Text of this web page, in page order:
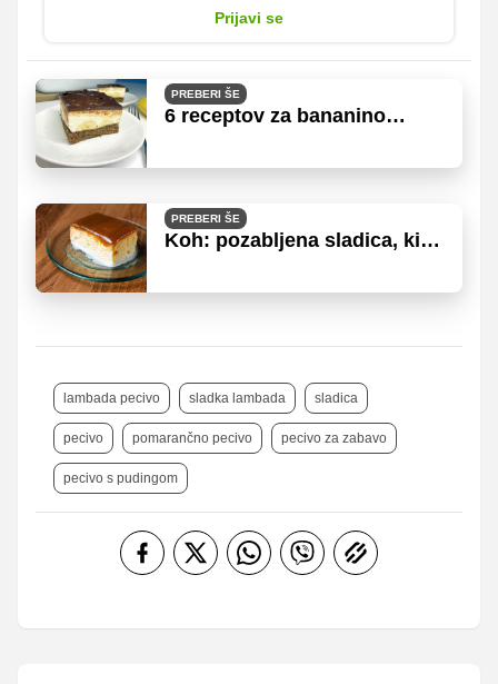
Prijavi se
PREBERI ŠE
6 receptov za bananino
PREBERI ŠE
Koh: pozabljena sladica, ki
lambada pecivo sladka lambada sladica
pecivo pomarančno pecivo pecivo za zabavo
pecivo s pudingom